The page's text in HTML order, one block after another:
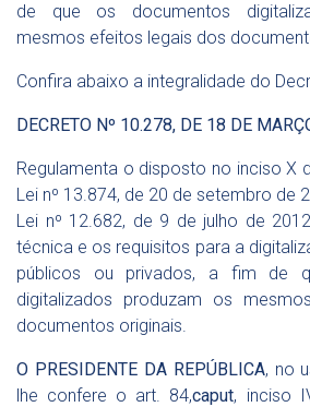
de que os documentos
mesmos efeitos legais dos
Confira abaixo a integralidade do
DECRETO Nº 10.278, DE 18 DE
Regulamenta o disposto no inciso X
Lei nº 13.874, de 20 de setembro de
Lei nº 12.682, de 9 de julho de 2012
técnica e os requisitos para a
públicos ou privados, a fim de
digitalizados produzam os
documentos originais.
O PRESIDENTE DA REPÚBLICA, no
lhe confere o art. 84,caput, inciso